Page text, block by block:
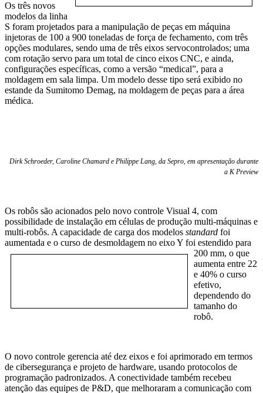
Os três novos
modelos da linha
S foram projetados para a manipulação de peças em máquina
injetoras de 100 a 900 toneladas de força de fechamento, com três
opções modulares, sendo uma de três eixos servocontrolados; uma
com rotação servo para um total de cinco eixos CNC, e ainda,
configurações específicas, como a versão “medical”, para a
moldagem em sala limpa. Um modelo desse tipo será exibido no
estande da Sumitomo Demag, na moldagem de peças para a área
médica.
Dirk Schroeder, Caroline Chamard e Philippe Lang, da Sepro, em apresentação durante
a K Preview
Os robôs são acionados pelo novo controle Visual 4, com
possibilidade de instalação em células de produção multi-máquinas e
multi-robôs. A capacidade de carga dos modelos standard foi
aumentada e o curso de desmoldagem no eixo Y foi estendido para
200 mm, o que
aumenta entre 22
e 40% o curso
efetivo,
dependendo do
tamanho do
robô.
O novo controle gerencia até dez eixos e foi aprimorado em termos
de cibersegurança e projeto de hardware, usando protocolos de
programação padronizados. A conectividade também recebeu
atenção das equipes de P&D, que melhoraram a comunicação com